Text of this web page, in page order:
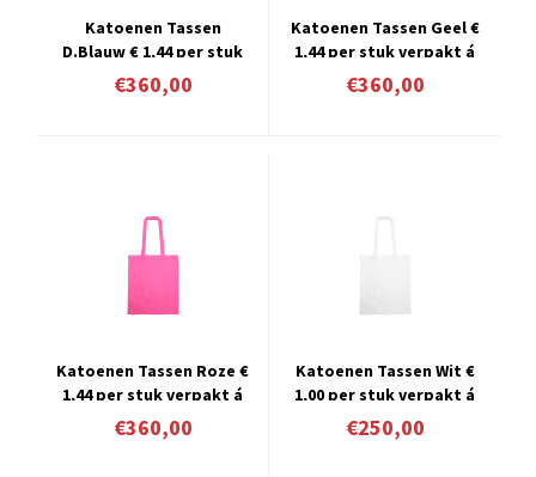
Katoenen Tassen
D.Blauw € 1,44 per stuk
verpakt á 250 stuks
€360,00
Katoenen Tassen Geel €
1,44 per stuk verpakt á
250 stuks
€360,00
Katoenen Tassen Roze €
1,44 per stuk verpakt á
250 stuks
€360,00
Katoenen Tassen Wit €
1,00 per stuk verpakt á
250 stuks
€250,00